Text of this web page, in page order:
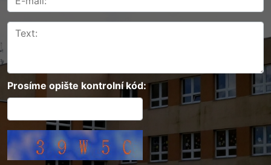
Prosíme opište kontrolní kód: